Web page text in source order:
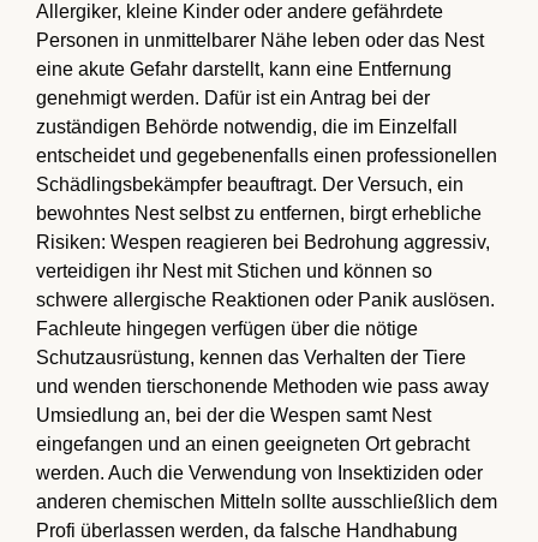
Allergiker, kleine Kinder oder andere gefährdete
Personen in unmittelbarer Nähe leben oder das Nest
eine akute Gefahr darstellt, kann eine Entfernung
genehmigt werden. Dafür ist ein Antrag bei der
zuständigen Behörde notwendig, die im Einzelfall
entscheidet und gegebenenfalls einen professionellen
Schädlingsbekämpfer beauftragt. Der Versuch, ein
bewohntes Nest selbst zu entfernen, birgt erhebliche
Risiken: Wespen reagieren bei Bedrohung aggressiv,
verteidigen ihr Nest mit Stichen und können so
schwere allergische Reaktionen oder Panik auslösen.
Fachleute hingegen verfügen über die nötige
Schutzausrüstung, kennen das Verhalten der Tiere
und wenden tierschonende Methoden wie pass away
Umsiedlung an, bei der die Wespen samt Nest
eingefangen und an einen geeigneten Ort gebracht
werden. Auch die Verwendung von Insektiziden oder
anderen chemischen Mitteln sollte ausschließlich dem
Profi überlassen werden, da falsche Handhabung